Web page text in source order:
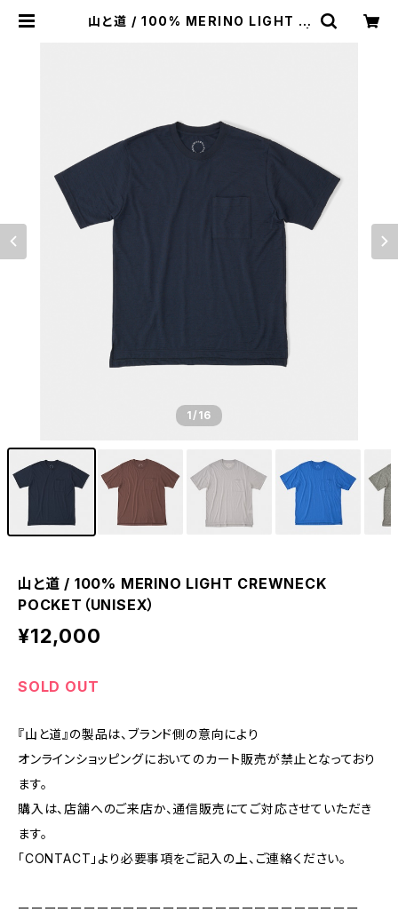
山と道 / 100% MERINO LIGHT C
1/16
山と道 / 100% MERINO LIGHT CREWNECK
POCKET（UNISEX）
¥12,000
SOLD OUT
『山と道』の製品は、ブランド側の意向により
オンラインショッピングにおいてのカート販売が禁止となっており
ます。
購入は、店舗へのご来店か、通信販売にてご対応させていただき
ます。
「CONTACT」より必要事項をご記入の上、ご連絡ください。
ーーーーーーーーーーーーーーーーーーーーーーーーーー